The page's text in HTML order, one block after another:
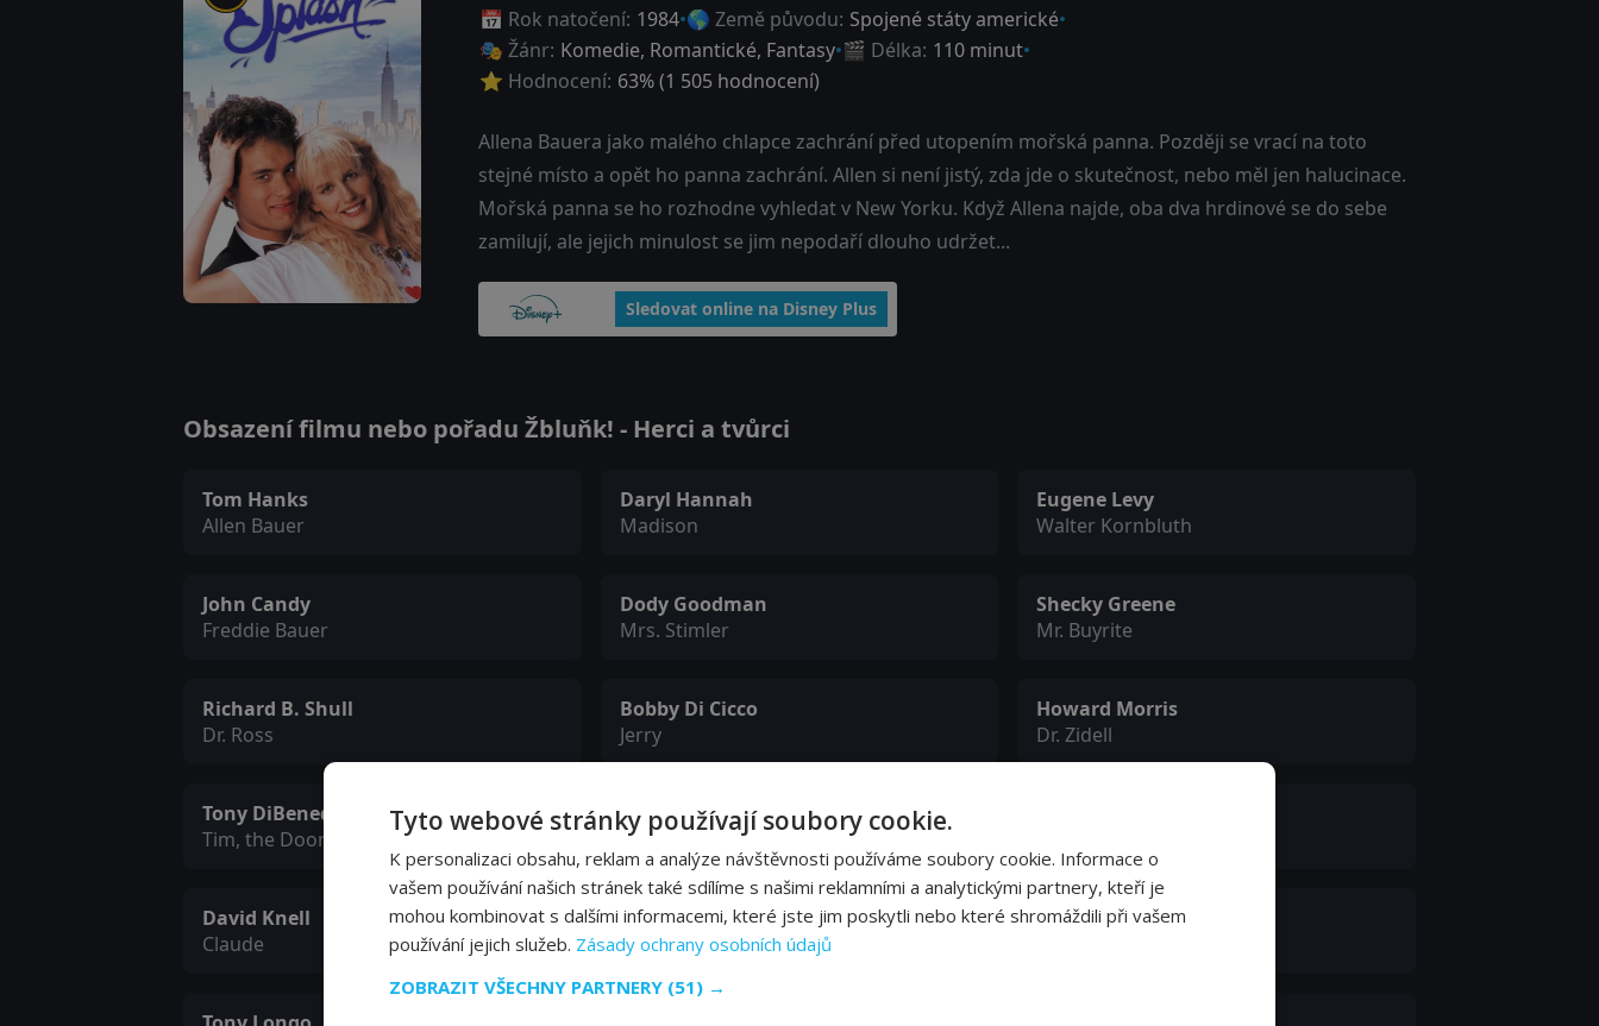
📅 Rok natočení: 1984 🌎 Země původu: Spojené státy americké
🎭 Žánr: Komedie, Romantické, Fantasy 🎬 Délka: 110 minut
⭐ Hodnocení: 63% (1 505 hodnocení)
Allena Bauera jako malého chlapce zachrání před utopením mořská panna. Později se vrací na toto
stejné místo a opět ho panna zachrání. Allen si není jistý, zda jde o skutečnost, nebo měl jen halucinace.
Mořská panna se ho rozhodne vyhledat v New Yorku. Když Allena najde, oba dva hrdinové se do sebe
zamilují, ale jejich minulost se jim nepodaří dlouho udržet...
Sledovat online na Disney Plus
Obsazení filmu nebo pořadu Žbluňk! - Herci a tvůrci
Tom Hanks
Allen Bauer
Daryl Hannah
Madison
Eugene Levy
Walter Kornbluth
John Candy
Freddie Bauer
Dody Goodman
Mrs. Stimler
Shecky Greene
Mr. Buyrite
Richard B. Shull
Dr. Ross
Bobby Di Cicco
Jerry
Howard Morris
Dr. Zidell
Tony DiBenedetto
Tim, the Doorman
Patrick Cronin
Michaelson
David Knell
Claude
Jeff Doucette
Junior
Royce D. Applegate
Tyto webové stránky používají soubory cookie.
K personalizaci obsahu, reklam a analýze návštěvnosti používáme soubory cookie. Informace o
vašem používání našich stránek také sdílíme s našimi reklamními a analytickými partnery, kteří je
mohou kombinovat s dalšími informacemi, které jste jim poskytli nebo které shromáždili při vašem
používání jejich služeb. Zásady ochrany osobních údajů
ZOBRAZIT VŠECHNY PARTNERY (51) →